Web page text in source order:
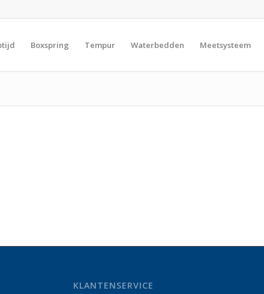
Boxspring Tempur Waterbedden Meetsysteem
KLANTENSERVICE